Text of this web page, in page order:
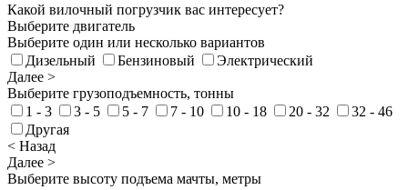
Какой вилочный погрузчик вас интересует?
Выберите двигатель
Выберите один или несколько вариантов
Дизельный
Бензиновый
Электрический
Далее >
Выберите грузоподъемность, тонны
1 - 3
3 - 5 5 - 7 7 - 10 10 - 18 20 - 32
32 - 46
Другая
< Назад
Далее >
Выберите высоту подъема мачты, метры